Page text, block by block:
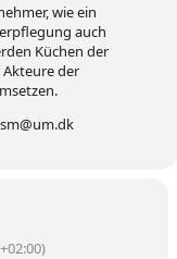
wie ein
auch
Küchen der
der